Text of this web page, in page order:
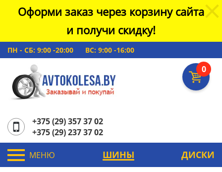
Оформи заказ через корзину сайта
и получи скидку!
ПН - СБ: 9:00 -20:00 ВС: 9:00 -16:00
0
+375 (29) 357 37 02
+375 (29) 237 37 02
МЕНЮ ШИНЫ ДИСКИ